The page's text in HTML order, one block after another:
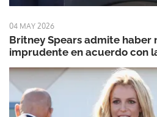
04 MAY 2026
Britney Spears admite haber
imprudente en acuerdo con